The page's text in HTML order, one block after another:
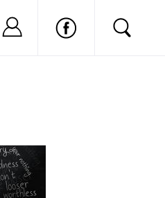
Nu ai cont?